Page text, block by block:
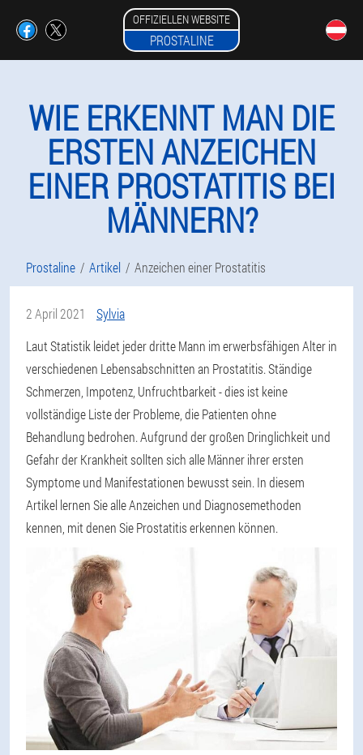
OFFIZIELLEN WEBSITE
PROSTALINE
WIE ERKENNT MAN DIE
ERSTEN ANZEICHEN
EINER PROSTATITIS BEI
MÄNNERN?
Prostaline Artikel Anzeichen einer Prostatitis
2 April 2021
Sylvia
Laut Statistik leidet jeder dritte Mann im erwerbsfähigen Alter in
verschiedenen Lebensabschnitten an Prostatitis. Ständige
Schmerzen, Impotenz, Unfruchtbarkeit - dies ist keine
vollständige Liste der Probleme, die Patienten ohne
Behandlung bedrohen. Aufgrund der großen Dringlichkeit und
Gefahr der Krankheit sollten sich alle Männer ihrer ersten
Symptome und Manifestationen bewusst sein. In diesem
Artikel lernen Sie alle Anzeichen und Diagnosemethoden
kennen, mit denen Sie Prostatitis erkennen können.